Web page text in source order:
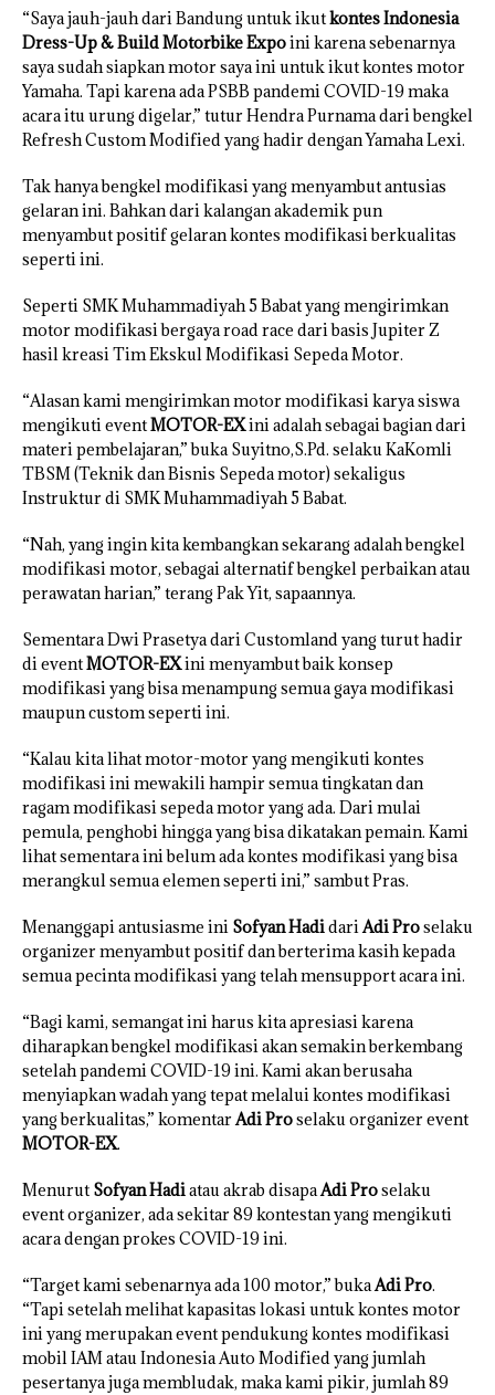
“Saya jauh-jauh dari Bandung untuk ikutkontes Indonesia
Dress-Up & Build Motorbike Expoini karena sebenarnya
saya sudah siapkan motor saya ini untuk ikut kontes motor
Yamaha. Tapi karena ada PSBB pandemi COVID-19 maka
acara itu urung digelar,” tutur Hendra Purnama dari bengkel
Refresh Custom Modified yang hadir dengan Yamaha Lexi.
Tak hanya bengkel modifikasi yang menyambut antusias
gelaran ini. Bahkan dari kalangan akademik pun
menyambut positif gelaran kontes modifikasi berkualitas
seperti ini.
Seperti SMK Muhammadiyah 5 Babat yang mengirimkan
motor modifikasi bergaya road race dari basis Jupiter Z
hasil kreasi Tim Ekskul Modifikasi Sepeda Motor.
“Alasan kami mengirimkan motor modifikasi karya siswa
mengikuti eventMOTOR-EXini adalah sebagai bagian dari
materi pembelajaran,” buka Suyitno,S.Pd. selaku KaKomli
TBSM (Teknik dan Bisnis Sepeda motor) sekaligus
Instruktur di SMK Muhammadiyah 5 Babat.
“Nah, yang ingin kita kembangkan sekarang adalah bengkel
modifikasi motor, sebagai alternatif bengkel perbaikan atau
perawatan harian,” terang Pak Yit, sapaannya.
Sementara Dwi Prasetya dari Customland yang turut hadir
di eventMOTOR-EXini menyambut baik konsep
modifikasi yang bisa menampung semua gaya modifikasi
maupun custom seperti ini.
“Kalau kita lihat motor-motor yang mengikuti kontes
modifikasi ini mewakili hampir semua tingkatan dan
ragam modifikasi sepeda motor yang ada. Dari mulai
pemula, penghobi hingga yang bisa dikatakan pemain. Kami
lihat sementara ini belum ada kontes modifikasi yang bisa
merangkul semua elemen seperti ini,” sambut Pras.
Menanggapi antusiasme ini Sofyan HadidariAdi Proselaku
organizer menyambut positif dan berterima kasih kepada
semua pecinta modifikasi yang telah mensupport acara ini.
“Bagi kami, semangat ini harus kita apresiasi karena
diharapkan bengkel modifikasi akan semakin berkembang
setelah pandemi COVID-19 ini. Kami akan berusaha
menyiapkan wadah yang tepat melalui kontes modifikasi
yang berkualitas,” komentarAdi Proselaku organizer event
MOTOR-EX.
Menurut Sofyan Hadiatau akrab disapaAdi Proselaku
event organizer, ada sekitar 89 kontestan yang mengikuti
acara dengan prokes COVID-19 ini.
“Target kami sebenarnya ada 100 motor,” bukaAdi Pro.
“Tapi setelah melihat kapasitas lokasi untuk kontes motor
ini yang merupakan event pendukung kontes modifikasi
mobil IAM atau Indonesia Auto Modified yang jumlah
pesertanya juga membludak, maka kami pikir, jumlah 89